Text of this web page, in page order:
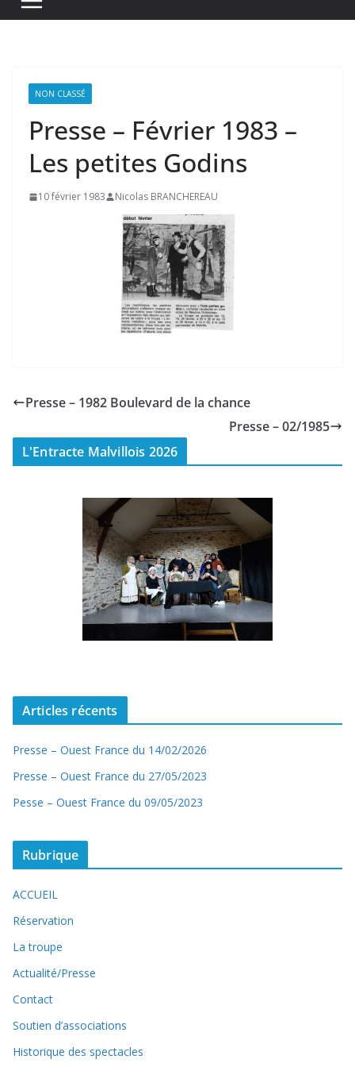
NON CLASSÉ
Presse – Février 1983 –
Les petites Godins
10 février 1983 Nicolas BRANCHEREAU
Presse – 1982 Boulevard de la chance
Presse – 02/1985
L'Entracte Malvillois 2026
Articles récents
Presse – Ouest France du 14/02/2026
Presse – Ouest France du 27/05/2023
Pesse – Ouest France du 09/05/2023
Rubrique
ACCUEIL
Réservation
La troupe
Actualité/Presse
Contact
Soutien d’associations
Historique des spectacles